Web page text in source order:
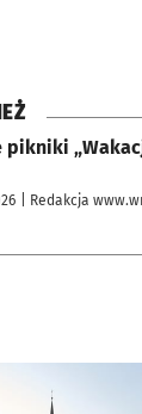
pikniki
| Redakcja